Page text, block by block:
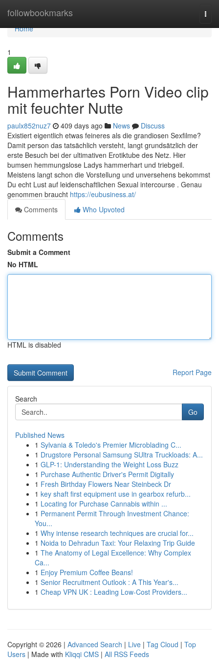
followbookmarks
Home
Home
1
Hammerhartes Porn Video clip
mit feuchter Nutte
paulx852nuz7 409 days ago News
Discuss
Existiert eigentlich etwas feineres als die grandiosen Sexfilme?
Damit person das tatsächlich versteht, langt grundsätzlich der
erste Besuch bei der ultimativen Erotiktube des Netz. Hier
bumsen hemmungslose Ladys hammerhart und triebgeil.
Meistens langt schon die Vorstellung und unversehens bekommst
Du echt Lust auf leidenschaftlichen Sexual intercourse . Genau
genommen braucht https://eubusiness.at/
Comments
Who Upvoted
Comments
Submit a Comment
No HTML
HTML is disabled
Report Page
Search
Go
Published News
1 Sylvania & Toledo's Premier Microblading C...
1 Drugstore Personal Samsung SUltra Truckloads: A...
1 GLP-1: Understanding the Weight Loss Buzz
1 Purchase Authentic Driver's Permit Digitally
1 Fresh Birthday Flowers Near Steinbeck Dr
1 key shaft first equipment use in gearbox refurb...
1 Locating for Purchase Cannabis within ...
1 Permanent Permit Through Investment Chance:
You...
1 Why intense research techniques are crucial for...
1 Noida to Dehradun Taxi: Your Relaxing Trip Guide
1 The Anatomy of Legal Excellence: Why Complex
Ca...
1 Enjoy Premium Coffee Beans!
1 Senior Recruitment Outlook : A This Year's...
1 Cheap VPN UK : Leading Low-Cost Providers...
Copyright © 2026 | Advanced Search | Live | Tag Cloud | Top
Users | Made with Kliqqi CMS | All RSS Feeds